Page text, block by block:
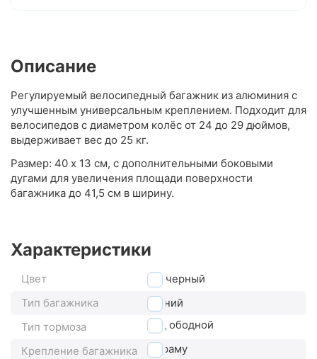
Описание
Регулируемый велосипедный багажник из алюминия с
улучшенным универсальным креплением. Подходит для
велосипедов с диаметром колёс от 24 до 29 дюймов,
выдерживает вес до 25 кг.
Размер: 40 х 13 см, с дополнительными боковыми
дугами для увеличения площади поверхности
багажника до 41,5 см в ширину.
Характеристики
Цвет
черный
Тип багажника
задний
Тип тормоза
под ободной
Крепление багажника
на раму